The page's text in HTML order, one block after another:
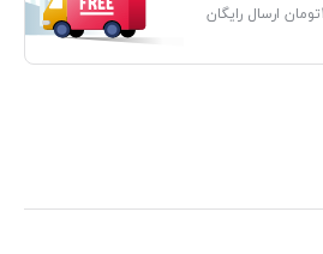
برای سفارشات بالای 10000000تومان ارسال رایگان